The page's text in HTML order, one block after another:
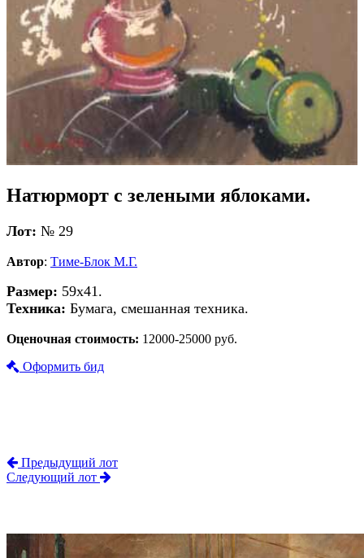
Натюрморт с зелеными яблоками.
Лот: № 29
Автор: Тиме-Блок М.Г.
Размер: 59х41.
Техника: Бумага, смешанная техника.
Оценочная стоимость: 12000-25000 руб.
Оформить бид
Предыдущий лот
Следующий лот